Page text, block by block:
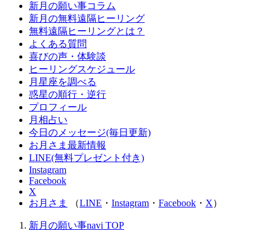
新月の願い事コラム
新月の無料遠隔ヒーリング
無料遠隔ヒーリングとは？
よくある質問
喜びの声・体験談
ヒーリングスケジュール
月星座を調べる
惑星の順行・逆行
プロフィール
月相占い
今日のメッセージ(毎日更新)
お月さま最新情報
LINE(無料プレゼント付き)
Instagram
Facebook
X
お月さま
（LINE ・ Instagram ・ Facebook ・ X）
新月の願い事navi TOP